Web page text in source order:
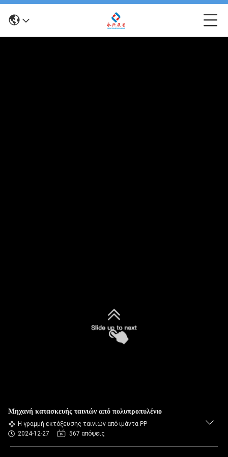
Μηχανή κατασκευής ταινιών από πολυπροπυλένιο
Η γραμμή εκτόξευσης ταινιών από ιμάντα PP
2024-12-27
567 απόψεις